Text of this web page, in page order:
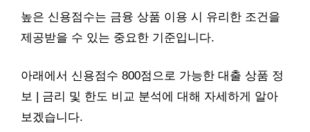
높은 신용점수는 금융 상품 이용 시 유리한 조건을
제공받을 수 있는 중요한 기준입니다.
아래에서 신용점수 800점으로 가능한 대출 상품 정
보 | 금리 및 한도 비교 분석에 대해 자세하게 알아
보겠습니다.